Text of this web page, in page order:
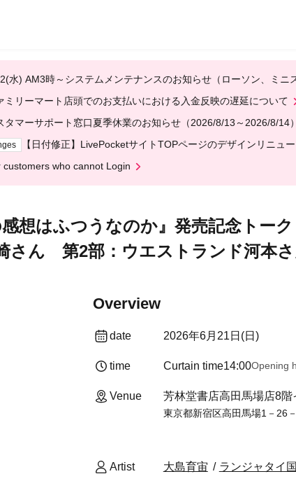
水) AM3時～システムメンテナンスのお知らせ（ローソン、ミニ
ミリーマート店頭でのお支払いにおける入金反映の遅延について
タマーサポート窓口夏季休業のお知らせ（2026/8/13～2026/8/14）
【日付修正】LivePocketサイトTOPページのデザインリニュ
customers who cannot Login
想はふつうなのか』発売記念トー
さん 第2部：ウエストランド河本
Overview
date 2026年6月21日(日)
time Curtain time14:00Opening
Venue 芳林堂書店高田馬場店8
東京都新宿区高田馬場1－26
Artist 大島育宙 ランジャタイ